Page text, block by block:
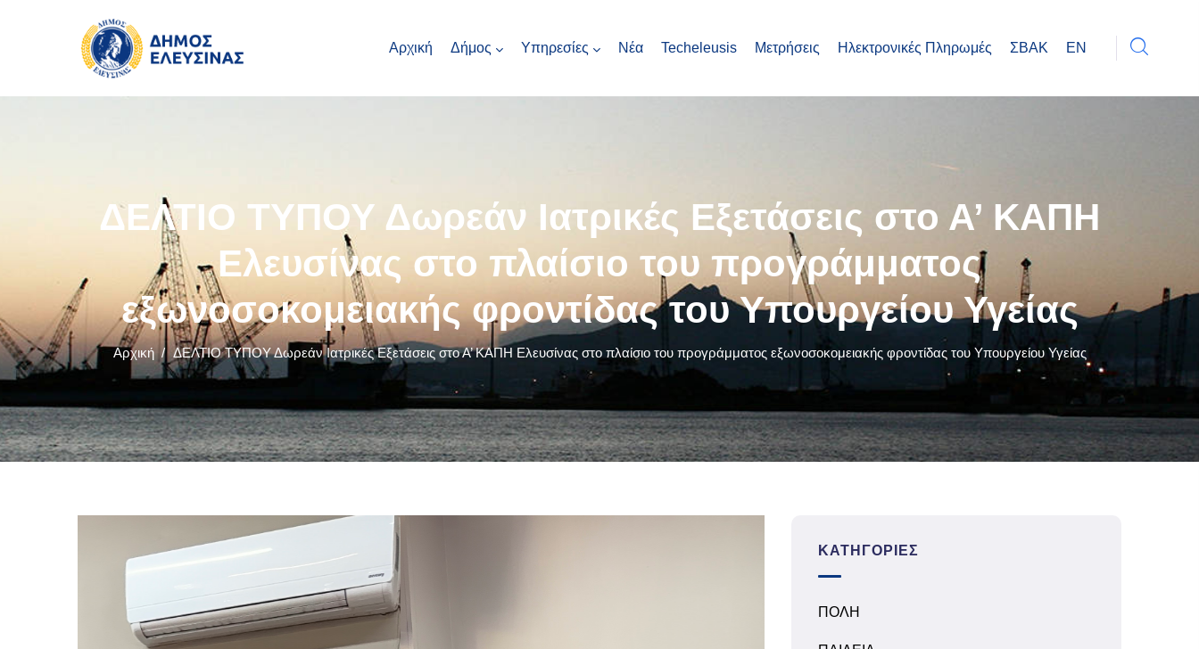
Αρχική Δήμος Υπηρεσίες Νέα Techeleusis Μετρήσεις Ηλεκτρονικές Πληρωμές ΣΒΑΚ EN
ΔΕΛΤΙΟ ΤΥΠΟΥ Δωρεάν Ιατρικές Εξετάσεις στο Α’ ΚΑΠΗ
Ελευσίνας στο πλαίσιο του προγράμματος
εξωνοσοκομειακής φροντίδας του Υπουργείου Υγείας
Αρχική / ΔΕΛΤΙΟ ΤΥΠΟΥ Δωρεάν Ιατρικές Εξετάσεις στο Α’ ΚΑΠΗ Ελευσίνας στο πλαίσιο του προγράμματος εξωνοσοκομειακής φροντίδας του Υπουργείου Υγείας
ΚΑΤΗΓΟΡΊΕΣ
ΠΟΛΗ